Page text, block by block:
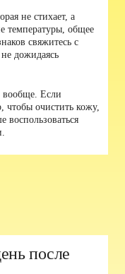
не стихает, а
температуры, общее
свяжитесь с
дожидаясь
вообще. Если
чтобы очистить кожу,
после